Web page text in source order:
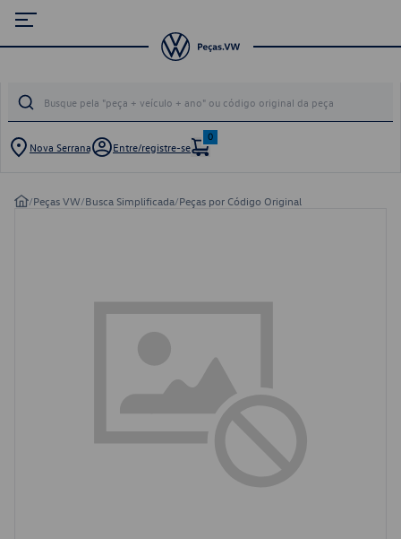
Nova Serrana Entre/registre-se
0
/Peças VW/Busca Simplificada/Peças por Código Original